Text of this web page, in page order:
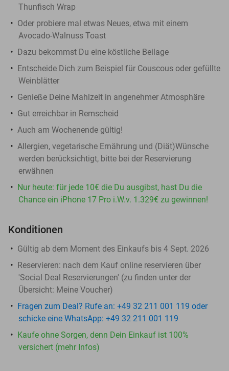
Thunfisch Wrap
Oder probiere mal etwas Neues, etwa mit einem
Avocado-Walnuss Toast
Dazu bekommst Du eine köstliche Beilage
Entscheide Dich zum Beispiel für Couscous oder gefüllte
Weinblätter
Genieße Deine Mahlzeit in angenehmer Atmosphäre
Gut erreichbar in Remscheid
Auch am Wochenende gültig!
Allergien, vegetarische Ernährung und (Diät)Wünsche
werden berücksichtigt, bitte bei der Reservierung
erwähnen
Nur heute: für jede 10€ die Du ausgibst, hast Du die
Chance ein iPhone 17 Pro i.W.v. 1.329€ zu gewinnen!
Konditionen
Gültig ab dem Moment des Einkaufs bis 4 Sept. 2026
Reservieren: nach dem Kauf online reservieren über
'Social Deal Reservierungen' (zu finden unter der
Übersicht: Meine Voucher)
Fragen zum Deal? Rufe an: +49 32 211 001 119 oder
schicke eine WhatsApp: +49 32 211 001 119
Kaufe ohne Sorgen, denn Dein Einkauf ist 100%
versichert (mehr Infos)